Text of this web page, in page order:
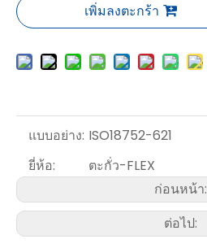
เพิ่มลงตะกร้า
แบบอย่าง: ISO18752-621
ยี่ห้อ:
ตะกั่ว-FLEX
ก่อนหน้า:
ต่อไป: